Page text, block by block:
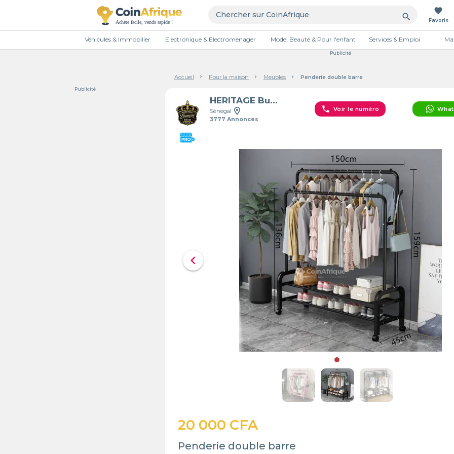
search
favorite
Favoris
Véhicules & Immobilier Electronique & Electromenager Mode, Beauté & Pour l'enfant Services & Emploi
Publicité
Accueil Pour la maison Meubles Penderie double barre
Publicité
HERITAGE Business DÉCO
Sénégal
3777 Annonces
phone Voir le numéro
chevron_left
20 000 CFA
Penderie double barre